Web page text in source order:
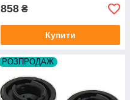
858 ₴
Купити
РОЗПРОДАЖ